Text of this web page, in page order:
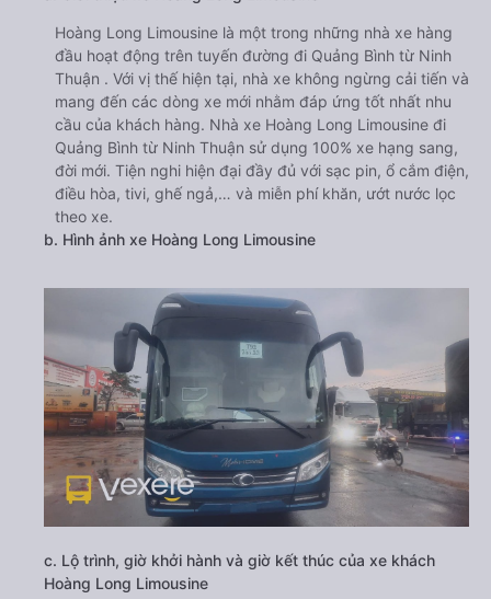
Hoàng Long Limousine là một trong những nhà xe hàng
đầu hoạt động trên tuyến đường đi Quảng Bình từ Ninh
Thuận . Với vị thế hiện tại, nhà xe không ngừng cải tiến và
mang đến các dòng xe mới nhằm đáp ứng tốt nhất nhu
cầu của khách hàng. Nhà xe Hoàng Long Limousine đi
Quảng Bình từ Ninh Thuận sử dụng 100% xe hạng sang,
đời mới. Tiện nghi hiện đại đầy đủ với sạc pin, ổ cắm điện,
điều hòa, tivi, ghế ngả,… và miễn phí khăn, ướt nước lọc
theo xe.
b. Hình ảnh xe Hoàng Long Limousine
c. Lộ trình, giờ khởi hành và giờ kết thúc của xe khách
Hoàng Long Limousine